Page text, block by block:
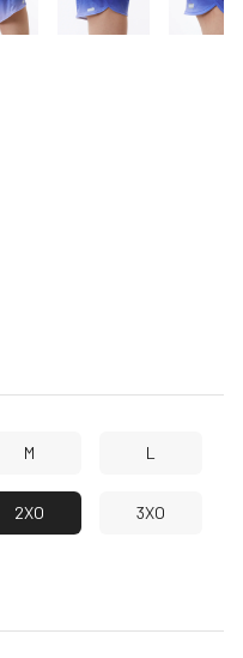
M L
2XO 3XO